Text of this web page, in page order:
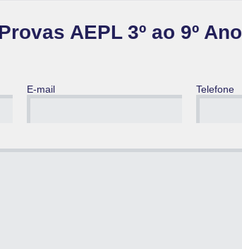
AEPL 3º ao 9º Ano
E-mail Telefone